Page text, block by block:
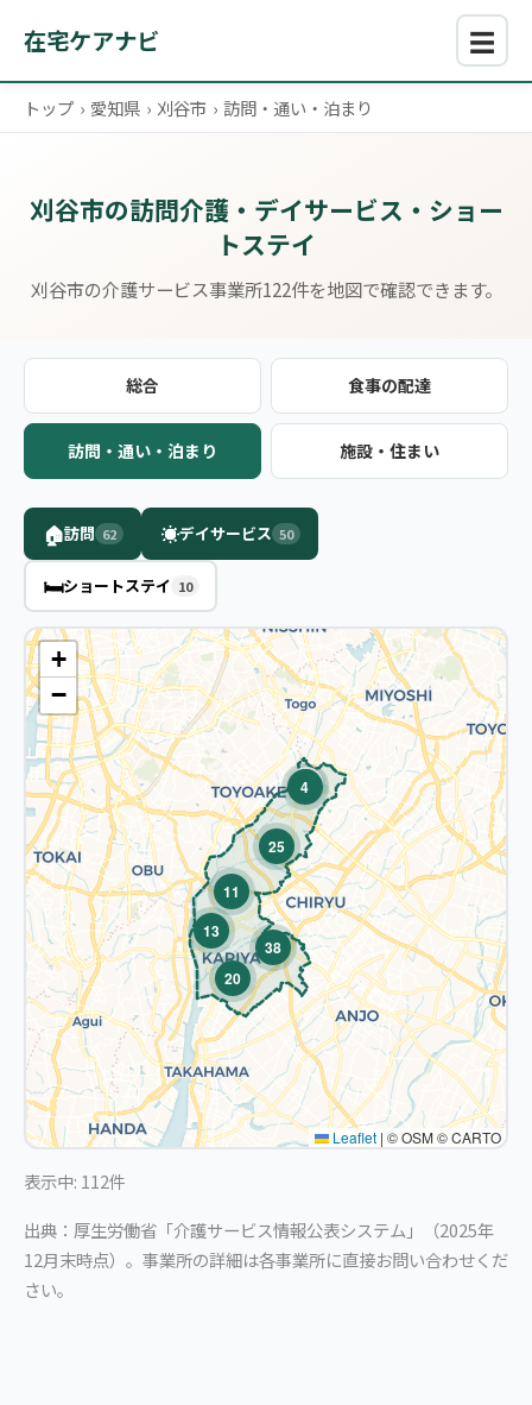
在宅ケアナビ ☰
トップ › 愛知県 › 刈谷市 › 訪問・通い・泊まり
刈谷市の訪問介護・デイサービス・ショー
トステイ
刈谷市の介護サービス事業所122件を地図で確認できます。
総合 食事の配達
訪問・通い・泊まり 施設・住まい
🏠訪問 62 ☀️デイサービス 50
🛏️ショートステイ 10
🏠
13
20
4
11
38
25
+
−
Leaflet | © OSM © CARTO
表示中: 112件
出典：厚生労働省「介護サービス情報公表システム」（2025年
12月末時点）。事業所の詳細は各事業所に直接お問い合わせくだ
さい。